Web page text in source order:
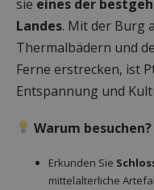
sie eines der
Landes. Mit der Burg
Thermalbädern und
Ferne erstrecken, ist
Entspannung und
Warum besuchen?
Erkunden Sie
mittelalterliche